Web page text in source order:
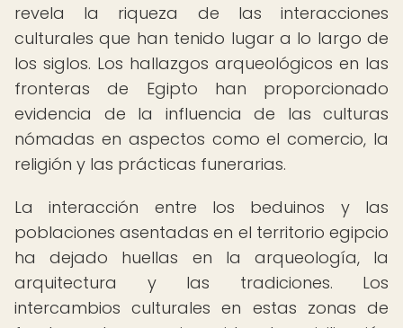
revela la riqueza de las interacciones
culturales que han tenido lugar a lo largo de
los siglos. Los hallazgos arqueológicos en las
fronteras de Egipto han proporcionado
evidencia de la influencia de las culturas
nómadas en aspectos como el comercio, la
religión y las prácticas funerarias.
La interacción entre los beduinos y las
poblaciones asentadas en el territorio egipcio
ha dejado huellas en la arqueología, la
arquitectura y las tradiciones. Los
intercambios culturales en estas zonas de